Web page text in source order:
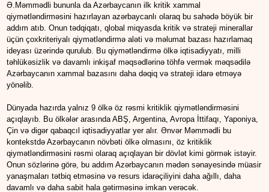
Ə.Məmmədli bununla da Azərbaycanın ilk kritik xammal
qiymətləndirməsini hazırlayan azərbaycanlı olaraq bu sahədə böyük bir
addım atıb. Onun tədqiqatı, qlobal miqyasda kritik və strateji minerallar
üçün çoxkriteriyalı qiymətləndirmə aləti və məlumat bazası hazırlamaq
ideyası üzərində qurulub. Bu qiymətləndirmə ölkə iqtisadiyyatı, milli
təhlükəsizlik və davamlı inkişaf məqsədlərinə töhfə vermək məqsədilə
Azərbaycanın xammal bazasını daha dəqiq və strateji idarə etməyə
yönəlib.
Dünyada hazırda yalnız 9 ölkə öz rəsmi kritiklik qiymətləndirməsini
açıqlayıb. Bu ölkələr arasında ABŞ, Argentina, Avropa İttifaqı, Yaponiya,
Çin və digər qabaqcıl iqtisadiyyatlar yer alır. Ənvər Məmmədli bu
kontekstdə Azərbaycanın növbəti ölkə olmasını, öz kritiklik
qiymətləndirməsini rəsmi olaraq açıqlayan bir dövlət kimi görmək istəyir.
Onun sözlərinə görə, bu addım Azərbaycanın mədən sənayesində müasir
yanaşmaları tətbiq etməsinə və resurs idarəçiliyini daha ağıllı, daha
davamlı və daha sabit hala gətirməsinə imkan verəcək.